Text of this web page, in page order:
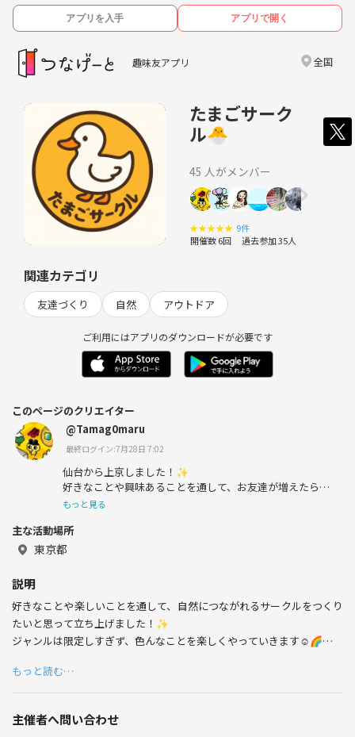
アプリを入手 アプリで開く
趣味友アプリ 全国
たまごサーク
ル🐣
45 人がメンバー
★★★★★ 9件
開催数 6回 過去参加 35人
関連カテゴリ
友達づくり 自然 アウトドア
ご利用にはアプリのダウンロードが必要です
このページのクリエイター
@Tamag0maru
最終ログイン:7月28日 7:02
仙台から上京しました！✨
好きなことや興味あることを通して、お友達が増えたらい
いなと思ってはじめました🐣
もっと見る
主な活動場所
東京都
説明
好きなことや楽しいことを通して、自然につながれるサークルをつくり
たいと思って立ち上げました！✨
ジャンルは限定しすぎず、色んなことを楽しくやっていきます☺🌈
初めての方も安心して参加できる雰囲気です☕️🍴
（ここだけの裏話♪）
もっと読む…
主催者へ問い合わせ